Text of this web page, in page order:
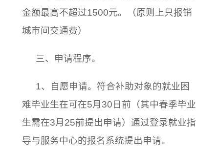
金额最高不超过1500元。（原则上只报销
城市间交通费）
三、申请程序。
1、自愿申请。符合补助对象的就业困
难毕业生在可在5月30日前（其中春季毕业
生需在3月25前提出申请）通过登录就业指
导与服务中心的报名系统提出申请。